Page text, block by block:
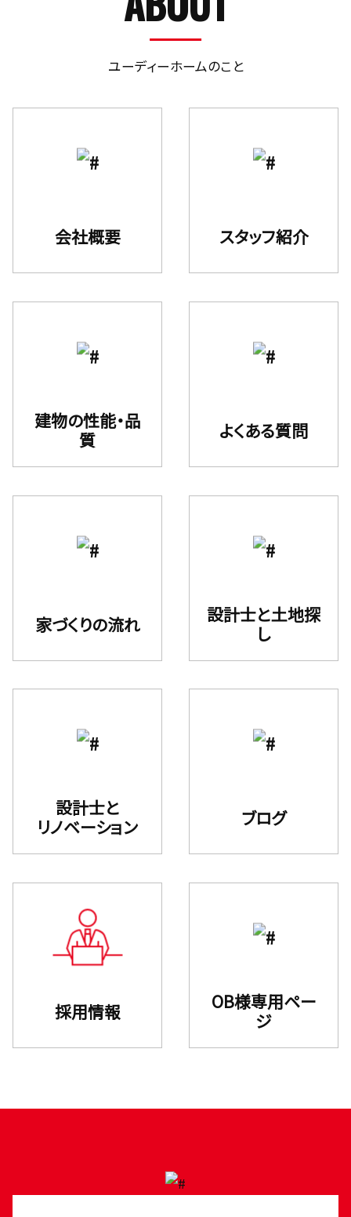
ユーディーホームのこと
会社概要 スタッフ紹介
建物の性能・品
質
よくある質問
家づくりの流れ
設計⼠と⼟地探
し
設計士と
リノベーション
ブログ
採用情報
OB様専用ペー
ジ